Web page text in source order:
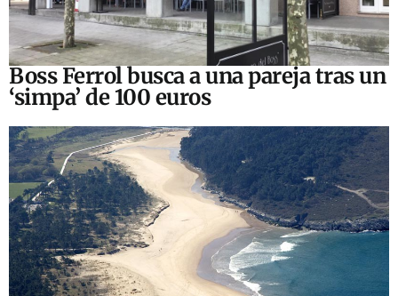
Boss Ferrol busca a una pareja tras un
‘simpa’ de 100 euros